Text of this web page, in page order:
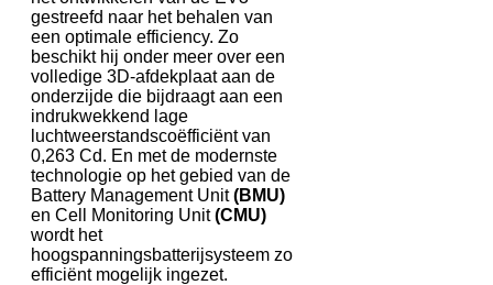
gestreefd naar het behalen van
een optimale efficiency. Zo
beschikt hij onder meer over een
volledige 3D-afdekplaat aan de
onderzijde die bijdraagt aan een
indrukwekkend lage
luchtweerstandscoëfficiënt van
0,263 Cd. En met de modernste
technologie op het gebied van de
Battery Management Unit(BMU)
en Cell Monitoring Unit(CMU)
wordt het
hoogspanningsbatterijsysteem zo
efficiënt mogelijk ingezet.